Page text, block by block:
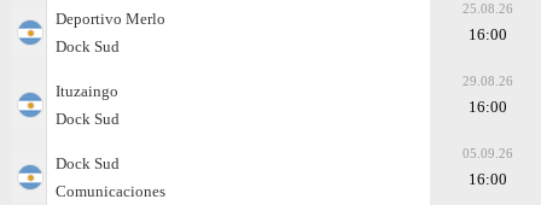
Deportivo Merlo
Dock Sud
25.08.26
16:00
Ituzaingo
Dock Sud
29.08.26
16:00
Dock Sud
Comunicaciones
05.09.26
16:00